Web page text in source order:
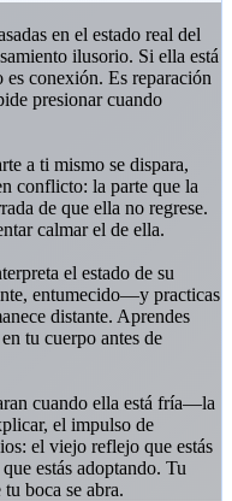
en el estado real del
ilusorio. Si ella está
conexión. Es reparación
presionar cuando
a ti mismo se dispara,
conflicto: la parte que la
de que ella no regrese.
calmar el de ella.
el estado de su
entumecido—y practicas
distante. Aprendes
tu cuerpo antes de
cuando ella está fría—la
el impulso de
el viejo reflejo que estás
estás adoptando. Tu
boca se abra.